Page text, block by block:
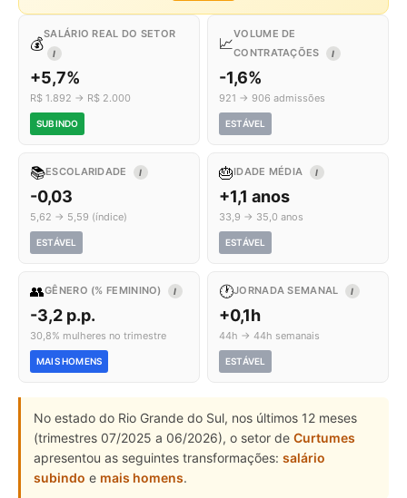
💰
SALÁRIO REAL DO SETOR
I
+5,7%
R$ 1.892 → R$ 2.000
SUBINDO
📈
VOLUME DE
CONTRATAÇÕES
I
-1,6%
921 → 906 admissões
ESTÁVEL
📚ESCOLARIDADE I
-0,03
5,62 → 5,59 (índice)
ESTÁVEL
🎂IDADE MÉDIA I
+1,1 anos
33,9 → 35,0 anos
ESTÁVEL
👥GÊNERO (% FEMININO) I
-3,2 p.p.
30,8% mulheres no trimestre
MAIS HOMENS
🕐JORNADA SEMANAL I
+0,1h
44h → 44h semanais
ESTÁVEL
No estado do Rio Grande do Sul, nos últimos 12 meses
(trimestres 07/2025 a 06/2026), o setor de Curtumes
apresentou as seguintes transformações: salário
subindo e mais homens.